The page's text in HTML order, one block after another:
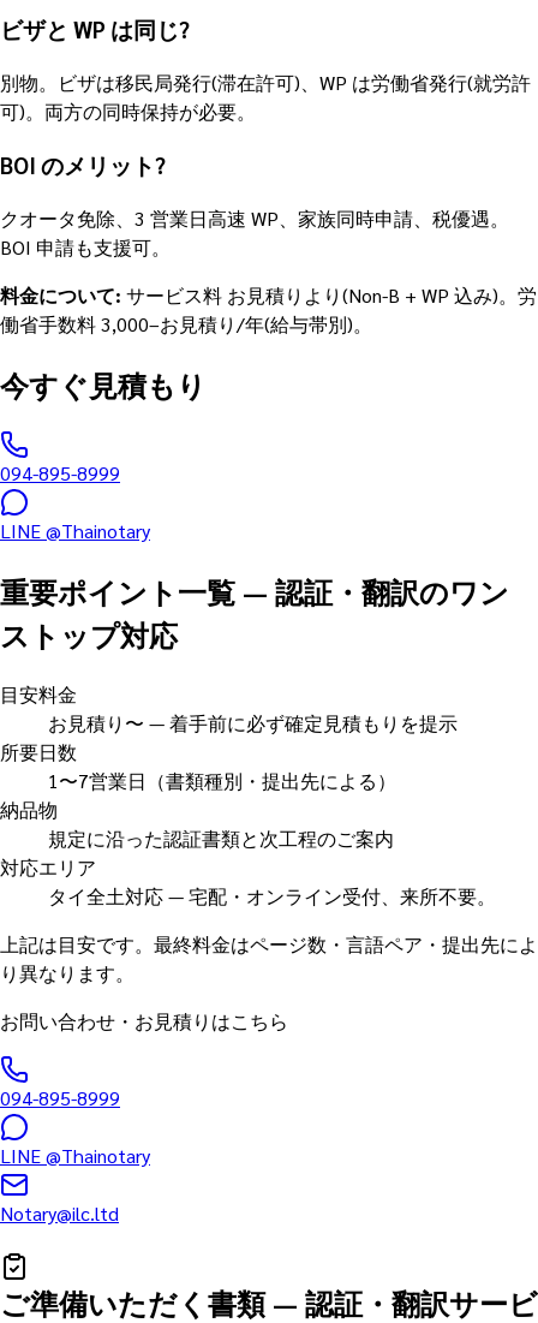
ビザと WP は同じ?
別物。ビザは移民局発行(滞在許可)、WP は労働省発行(就労許
可)。両方の同時保持が必要。
BOI のメリット?
クオータ免除、3 営業日高速 WP、家族同時申請、税優遇。
BOI 申請も支援可。
料金について: サービス料 お見積りより(Non-B + WP 込み)。労
働省手数料 3,000–お見積り/年(給与帯別)。
今すぐ見積もり
094-895-8999
LINE@Thainotary
重要ポイント一覧 — 認証・翻訳のワン
ストップ対応
目安料金
お見積り〜 — 着手前に必ず確定見積もりを提示
所要日数
1〜7営業日（書類種別・提出先による）
納品物
規定に沿った認証書類と次工程のご案内
対応エリア
タイ全土対応 — 宅配・オンライン受付、来所不要。
上記は目安です。最終料金はページ数・言語ペア・提出先によ
り異なります。
お問い合わせ・お見積りはこちら
094-895-8999
LINE@Thainotary
Notary@ilc.ltd
ご準備いただく書類— 認証・翻訳サービ